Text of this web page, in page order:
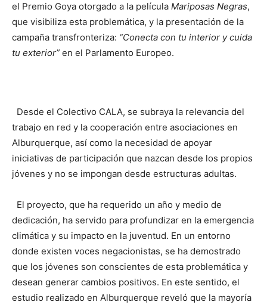
el Premio Goya otorgado a la película Mariposas Negras,
que visibiliza esta problemática, y la presentación de la
campaña transfronteriza: “Conecta con tu interior y cuida
tu exterior” en el Parlamento Europeo.
Desde el Colectivo CALA, se subraya la relevancia del
trabajo en red y la cooperación entre asociaciones en
Alburquerque, así como la necesidad de apoyar
iniciativas de participación que nazcan desde los propios
jóvenes y no se impongan desde estructuras adultas.
El proyecto, que ha requerido un año y medio de
dedicación, ha servido para profundizar en la emergencia
climática y su impacto en la juventud. En un entorno
donde existen voces negacionistas, se ha demostrado
que los jóvenes son conscientes de esta problemática y
desean generar cambios positivos. En este sentido, el
estudio realizado en Alburquerque reveló que la mayoría